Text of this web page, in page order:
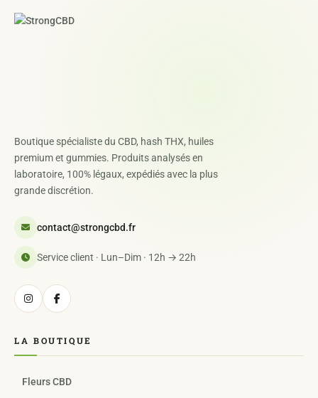
Boutique spécialiste du CBD, hash THX, huiles
premium et gummies. Produits analysés en
laboratoire, 100% légaux, expédiés avec la plus
grande discrétion.
contact@strongcbd.fr
Service client · Lun–Dim · 12h → 22h
LA BOUTIQUE
Fleurs CBD